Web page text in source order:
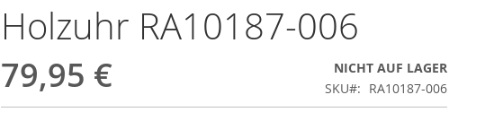
Holzuhr RA10187-006
79,95 €
NICHT AUF LAGER
SKU
RA10187-006